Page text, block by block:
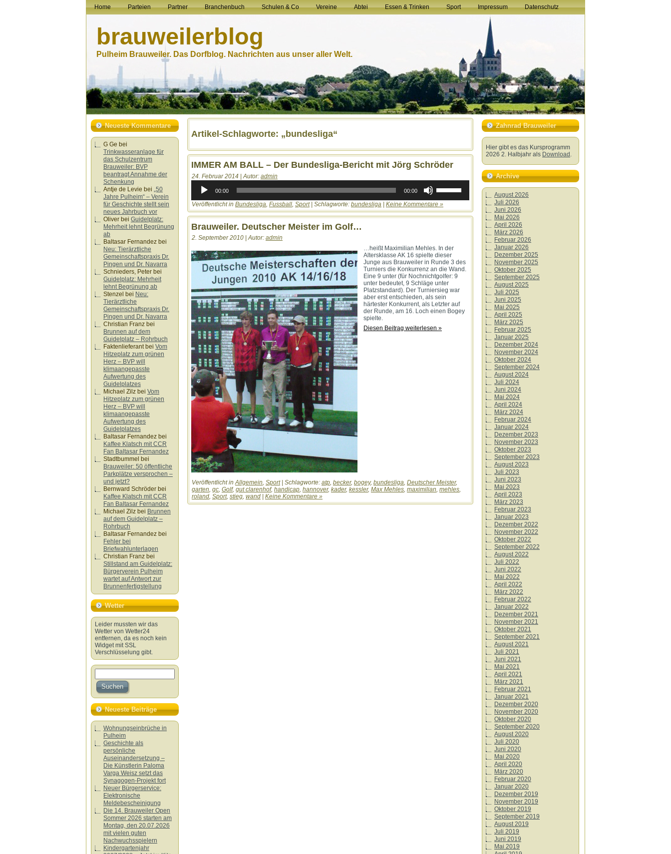
Home Parteien Partner Branchenbuch Schulen & Co Vereine Abtei Essen & Trinken Sport Impressum Datenschutz
brauweilerblog
Pulheim Brauweiler. Das Dorfblog. Nachrichten aus unser aller Welt.
Neueste Kommentare
G Ge bei
Trinkwasseranlage für
das Schulzentrum
Brauweiler: BVP
beantragt Annahme der
Schenkung
Antje de Levie bei „50
Jahre Pulheim“ – Verein
für Geschichte stellt sein
neues Jahrbuch vor
Oliver bei Guidelplatz:
Mehrheit lehnt Begrünung
ab
Baltasar Fernandez bei
Neu: Tierärztliche
Gemeinschaftspraxis Dr.
Pingen und Dr. Navarra
Schnieders, Peter bei
Guidelplatz: Mehrheit
lehnt Begrünung ab
Stenzel bei Neu:
Tierärztliche
Gemeinschaftspraxis Dr.
Pingen und Dr. Navarra
Christian Franz bei
Brunnen auf dem
Guidelplatz – Rohrbuch
Faktenlieferantbei Vom
Hitzeplatz zum grünen
Herz – BVP will
klimaangepasste
Aufwertung des
Guidelplatzes
Michael Zilz bei Vom
Hitzeplatz zum grünen
Herz – BVP will
klimaangepasste
Aufwertung des
Guidelplatzes
Baltasar Fernandez bei
Kaffee Klatsch mit CCR
Fan Baltasar Fernandez
Stadtbummel bei
Brauweiler: 50 öffentliche
Parkplätze versprochen –
und jetzt?
Bernward Schröder bei
Kaffee Klatsch mit CCR
Fan Baltasar Fernandez
Michael Zilz bei Brunnen
auf dem Guidelplatz –
Rohrbuch
Baltasar Fernandez bei
Fehler bei
Briefwahlunterlagen
Christian Franz bei
Stillstand am Guidelplatz:
Bürgerverein Pulheim
wartet auf Antwort zur
Brunnenfertigstellung
Wetter
Leider mussten wir das
Wetter von Wetter24
entfernen, da es noch kein
Widget mit SSL
Verschlüsselung gibt.
Neueste Beiträge
Wohnungseinbrüche in
Pulheim
Geschichte als
persönliche
Auseinandersetzung –
Die Künstlerin Paloma
Varga Weisz setzt das
Synagogen-Projekt fort
Neuer Bürgerservice:
Elektronische
Meldebescheinigung
Die 14. Brauweiler Open
Sommer 2026 starten am
Montag, den 20.07.2026
mit vielen guten
Nachwuchsspielern
Kindergartenjahr
Artikel-Schlagworte: „bundesliga“
IMMER AM BALL – Der Bundesliga-Bericht mit Jörg Schröder
24. Februar 2014 | Autor: admin
Player
00:00 00:00
Hoch/Runter
um
die
Lautstärke
Veröffentlicht in Bundesliga, Fussball, Sport| Schlagworte: bundesliga Keine Kommentare »
Brauweiler. Deutscher Meister im Golf…
2. September 2010 | Autor: admin
…heißt Maximilian Mehles. In der
Altersklasse AK 16 spielte dieser
Junge aus Brauweiler in Runde 3 des
Turniers die Konkurrenz an die Wand.
Eine 9 unter (für Nochnichtgolfer: 9
unter bedeutet, 9 Schläge unter
Platzstandard). Der Turniersieg war
aber erst entschieden, als sein
härtester Konkurrent, als Letzter auf
der Runde, am 16. Loch einen Bogey
spielte.
Diesen Beitrag weiterlesen »
Veröffentlicht inAllgemein, Sport| Schlagworte: atp, becker, bogey, bundesliga, Deutscher Meister,
garten, gc, Golf, gut clarenhof, handicap, hannover, kader, kessler, Max Mehles, maximilian, mehles,
roland, Sport, stieg, wand Keine Kommentare »
Zahnrad Brauweiler
Hier gibt es das Kursprogramm
2026 2. Halbjahr als Download .
Archive
August 2026
Juli 2026
Juni 2026
Mai 2026
April 2026
März 2026
Februar 2026
Januar 2026
Dezember 2025
November 2025
Oktober 2025
September 2025
August 2025
Juli 2025
Juni 2025
Mai 2025
April 2025
März 2025
Februar 2025
Januar 2025
Dezember 2024
November 2024
Oktober 2024
September 2024
August 2024
Juli 2024
Juni 2024
Mai 2024
April 2024
März 2024
Februar 2024
Januar 2024
Dezember 2023
November 2023
Oktober 2023
September 2023
August 2023
Juli 2023
Juni 2023
Mai 2023
April 2023
März 2023
Februar 2023
Januar 2023
Dezember 2022
November 2022
Oktober 2022
September 2022
August 2022
Juli 2022
Juni 2022
Mai 2022
April 2022
März 2022
Februar 2022
Januar 2022
Dezember 2021
November 2021
Oktober 2021
September 2021
August 2021
Juli 2021
Juni 2021
Mai 2021
April 2021
März 2021
Februar 2021
Januar 2021
Dezember 2020
November 2020
Oktober 2020
September 2020
August 2020
Juli 2020
Juni 2020
Mai 2020
April 2020
März 2020
Februar 2020
Januar 2020
Dezember 2019
November 2019
Oktober 2019
September 2019
August 2019
Juli 2019
Juni 2019
Mai 2019